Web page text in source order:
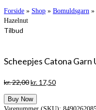
Forside » Shop » Bomuldsgarn »
Hazelnut
Tilbud
Scheepjes Catona
kr.22,00Den
pris
kr. 17,50Den
Buy Now